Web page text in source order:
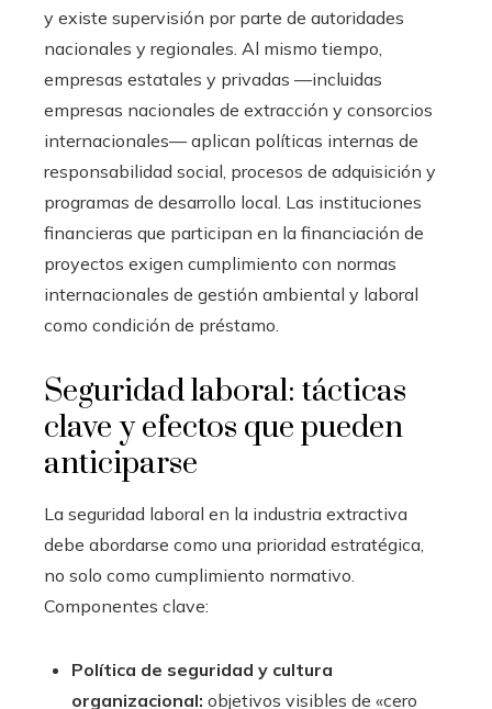
y existe supervisión por parte de autoridades
nacionales y regionales. Al mismo tiempo,
empresas estatales y privadas —incluidas
empresas nacionales de extracción y consorcios
internacionales— aplican políticas internas de
responsabilidad social, procesos de adquisición y
programas de desarrollo local. Las instituciones
financieras que participan en la financiación de
proyectos exigen cumplimiento con normas
internacionales de gestión ambiental y laboral
como condición de préstamo.
Seguridad laboral: tácticas
clave y efectos que pueden
anticiparse
La seguridad laboral en la industria extractiva
debe abordarse como una prioridad estratégica,
no solo como cumplimiento normativo.
Componentes clave:
Política de seguridad y cultura
organizacional: objetivos visibles de «cero